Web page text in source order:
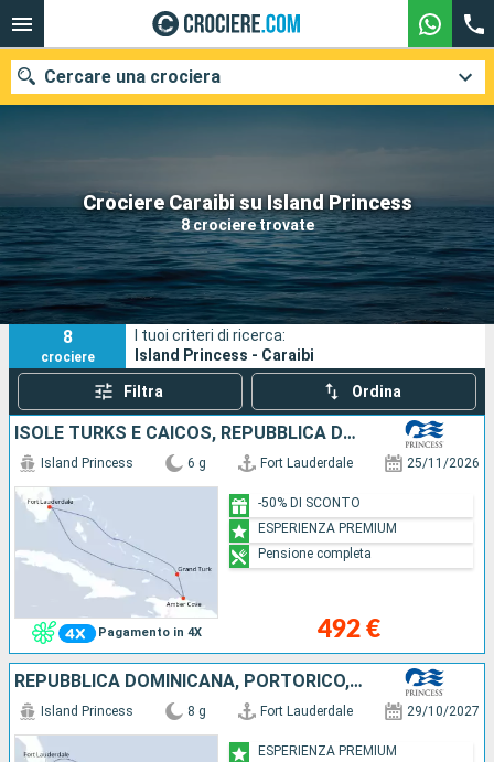
Crociere Caraibi su Island Princess
8 crociere trovate
Cercare una crociera
Le nostre destinazioni
Mesi di partenza
Porti Compagnie
Ricerca
8
crociere
I tuoi criteri di ricerca:
Island Princess - Caraibi
Filtra Ordina
ISOLE TURKS E CAICOS, REPUBBLICA DOMINICANA, STATI UNITI
Pagamento in 4X
Island Princess 6 g Fort Lauderdale 25/11/2026
492 €
-50% DI SCONTO
ESPERIENZA PREMIUM
Pensione completa
REPUBBLICA DOMINICANA, PORTORICO, STATI UNITI
Island Princess 8 g Fort Lauderdale 29/10/2027
ESPERIENZA PREMIUM